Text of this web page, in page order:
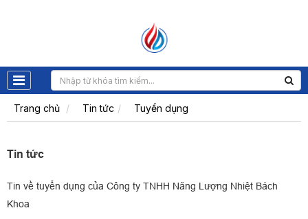
Trang chủ Tin tức Tuyển dụng
Tin tức
Tin về tuyển dụng của Công ty TNHH Năng Lượng Nhiệt Bách
Khoa